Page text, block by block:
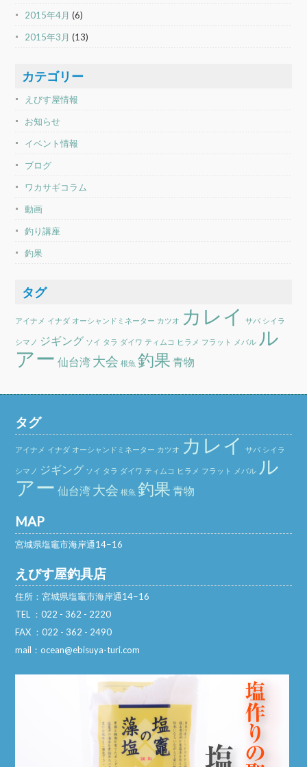
2015年4月 (6)
2015年3月 (13)
カテゴリー
えびす屋情報
お知らせ
イベント情報
ブログ
ワカサギコラム
動画
釣り講座
釣果
タグ
アイナメ イナダ オーシャンドミネーター カツオ カレイ サバ シイラ
シマノ ジギング ソイ タラ ダイワ ティムコ ヒラメ フラット メバル ル
アー 仙台湾 大会 根魚 釣果 青物
タグ
アイナメ イナダ オーシャンドミネーター カツオ カレイ サバ シイラ
シマノ ジギング ソイ タラ ダイワ ティムコ ヒラメ フラット メバル ル
アー 仙台湾 大会 根魚 釣果 青物
MAP
宮城県塩竈市海岸通14−16
えびす屋釣具店
住所：宮城県塩竈市海岸通14−16
TEL ：022 - 362 - 2220
FAX ：022 - 362 - 2490
mail：ocean@ebisuya-turi.com